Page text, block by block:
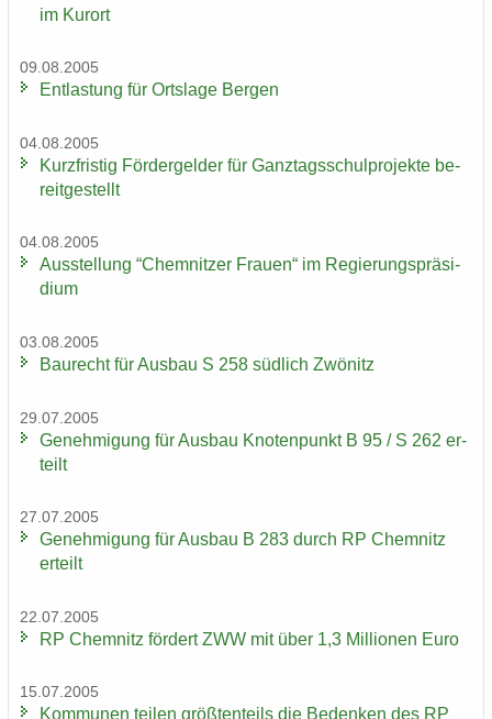
im Kur­ort
09.08.2005
Ent­las­tung für Orts­la­ge Ber­gen
04.08.2005
Kurz­fris­tig För­der­gel­der für Ganz­tags­schul­pro­jek­te be­
reit­ge­stellt
04.08.2005
Aus­stel­lung “Chem­nit­zer Frau­en“ im Re­gie­rungs­prä­si­
di­um
03.08.2005
Bau­recht für Aus­bau S 258 süd­lich Zwö­nitz
29.07.2005
Ge­neh­mi­gung für Aus­bau Kno­ten­punkt B 95 / S 262 er­
teilt
27.07.2005
Ge­neh­mi­gung für Aus­bau B 283 durch RP Chem­nitz
er­teilt
22.07.2005
RP Chem­nitz för­dert ZWW mit über 1,3 Mil­lio­nen Euro
15.07.2005
Kom­mu­nen tei­len größ­ten­teils die Be­den­ken des RP